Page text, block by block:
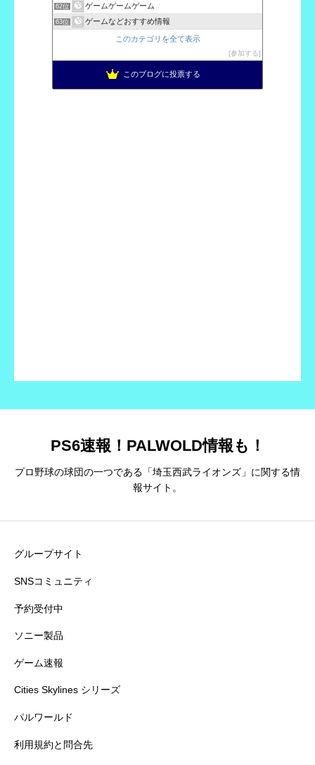
62位 ゲームゲームゲーム
63位 ゲームなどおすすめ情報
このカテゴリを全て表示
参加する
このブログに投票する
PS6速報！PALWOLD情報も！
プロ野球の球団の一つである「埼玉西武ライオンズ」に関する情
報サイト。
グループサイト
SNSコミュニティ
予約受付中
ソニー製品
ゲーム速報
Cities Skylines シリーズ
パルワールド
利用規約と問合先